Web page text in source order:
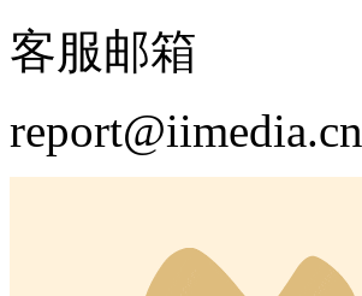
客服邮箱
report@iimedia.cn